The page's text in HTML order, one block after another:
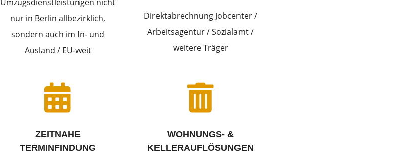
nur in Berlin allbezirklich,
sondern auch im In- und
Ausland / EU-weit
Direktabrechnung Jobcenter /
Arbeitsagentur / Sozialamt /
weitere Träger

ZEITNAHE
TERMINFINDUNG

WOHNUNGS- &
KELLERAUFLÖSUNGEN